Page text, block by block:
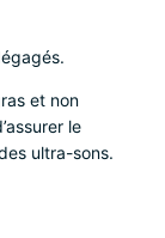
et non
le
ultra-sons.